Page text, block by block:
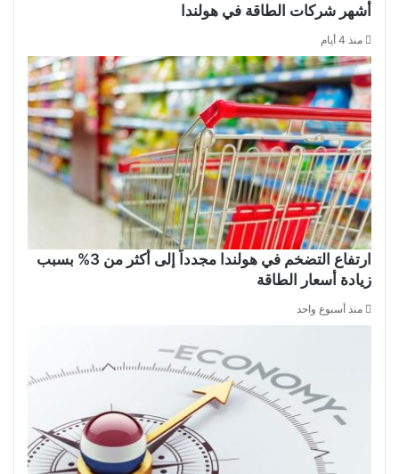
أشهر شركات الطاقة في هولندا
منذ 4 أيام
ارتفاع التضخم في هولندا مجدداً إلى أكثر من 3% بسبب
زيادة أسعار الطاقة
منذ أسبوع واحد